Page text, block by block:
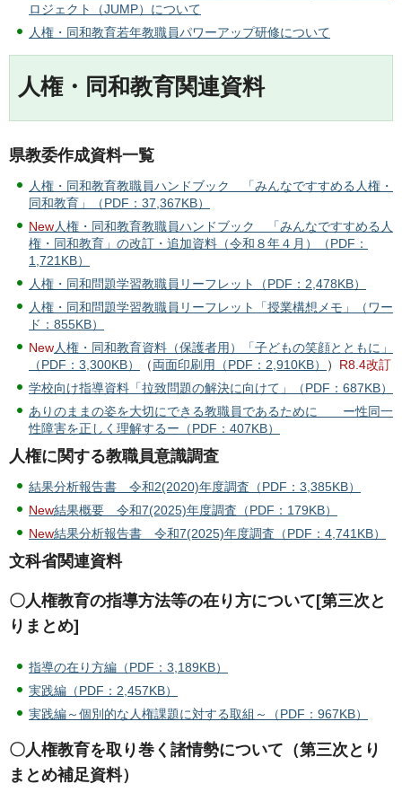
ロジェクト（JUMP）について
人権・同和教育若年教職員パワーアップ研修について
人権・同和教育関連資料
県教委作成資料一覧
人権・同和教育教職員ハンドブック 「みんなですすめる人権・
同和教育」（PDF：37,367KB）
New人権・同和教育教職員ハンドブック 「みんなですすめる人
権・同和教育」の改訂・追加資料（令和８年４月）（PDF：
1,721KB）
人権・同和問題学習教職員リーフレット（PDF：2,478KB）
人権・同和問題学習教職員リーフレット「授業構想メモ」（ワー
ド：855KB）
New人権・同和教育資料（保護者用）「子どもの笑顔とともに」
（PDF：3,300KB）
（両面印刷用（PDF：2,910KB） ） R8.4改訂
学校向け指導資料「拉致問題の解決に向けて」（PDF：687KB）
ありのままの姿を大切にできる教職員であるために ー性同一
性障害を正しく理解するー（PDF：407KB）
人権に関する教職員意識調査
結果分析報告書 令和2(2020)年度調査（PDF：3,385KB）
New結果概要 令和7(2025)年度調査（PDF：179KB）
New結果分析報告書 令和7(2025)年度調査（PDF：4,741KB）
文科省関連資料
〇人権教育の指導方法等の在り方について[第三次と
りまとめ]
指導の在り方編（PDF：3,189KB）
実践編（PDF：2,457KB）
実践編～個別的な人権課題に対する取組～（PDF：967KB）
〇人権教育を取り巻く諸情勢について（第三次とり
まとめ補足資料）